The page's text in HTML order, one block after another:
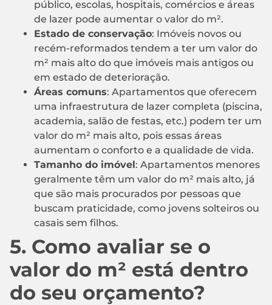
público, escolas, hospitais, comércios e áreas
de lazer pode aumentar o valor do m².
Estado de conservação: Imóveis novos ou
recém-reformados tendem a ter um valor do
m² mais alto do que imóveis mais antigos ou
em estado de deterioração.
Áreas comuns: Apartamentos que oferecem
uma infraestrutura de lazer completa (piscina,
academia, salão de festas, etc.) podem ter um
valor do m² mais alto, pois essas áreas
aumentam o conforto e a qualidade de vida.
Tamanho do imóvel: Apartamentos menores
geralmente têm um valor do m² mais alto, já
que são mais procurados por pessoas que
buscam praticidade, como jovens solteiros ou
casais sem filhos.
5. Como avaliar se o
valor do m² está dentro
do seu orçamento?